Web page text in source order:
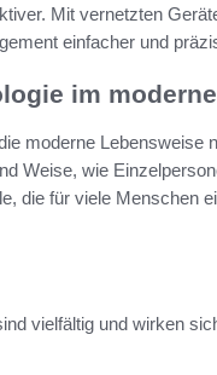
Mit vernetzten
einfacher und
im
moderne Lebensweise
Weise, wie
die für viele Menschen
vielfältig und wirken